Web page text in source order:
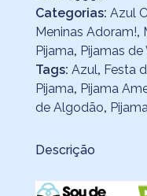
Categorias: Azul
Meninas Adoram!,
Pijama, Pijamas de
Tags: Azul, Festa
Pijama, Pijama
de Algodão,
Descrição